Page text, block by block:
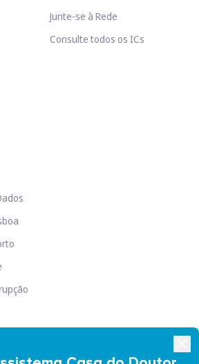
Junte-se à Rede
Consulte todos os ICs